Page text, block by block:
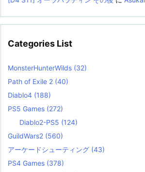
Categories List
MonsterHunterWilds (32)
Path of Exile 2 (40)
Diablo4 (188)
PS5 Games (272)
Diablo2-PS5 (124)
GuildWars2 (560)
アーケードシューティング (43)
PS4 Games (378)